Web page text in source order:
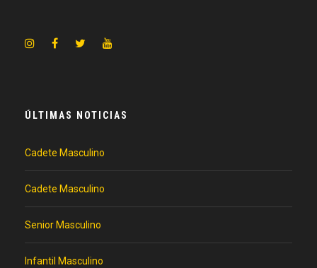
ÚLTIMAS NOTICIAS
Cadete Masculino
Cadete Masculino
Senior Masculino
Infantil Masculino